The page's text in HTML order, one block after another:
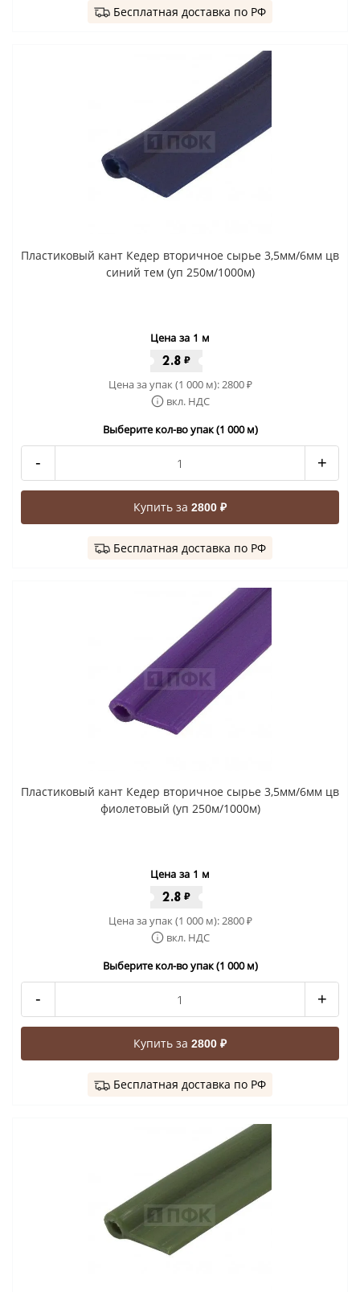
Бесплатная доставка по РФ
Пластиковый кант Кедер вторичное сырье 3,5мм/6мм цв
синий тем (уп 250м/1000м)
Цена за 1 м
2.8 ₽
Цена за упак (1 000 м):2800₽
вкл. НДС
Выберите кол-во упак (1 000 м)
- +
Купить за 2800 ₽
Бесплатная доставка по РФ
Пластиковый кант Кедер вторичное сырье 3,5мм/6мм цв
фиолетовый (уп 250м/1000м)
Цена за 1 м
2.8 ₽
Цена за упак (1 000 м):2800₽
вкл. НДС
Выберите кол-во упак (1 000 м)
- +
Купить за 2800 ₽
Бесплатная доставка по РФ